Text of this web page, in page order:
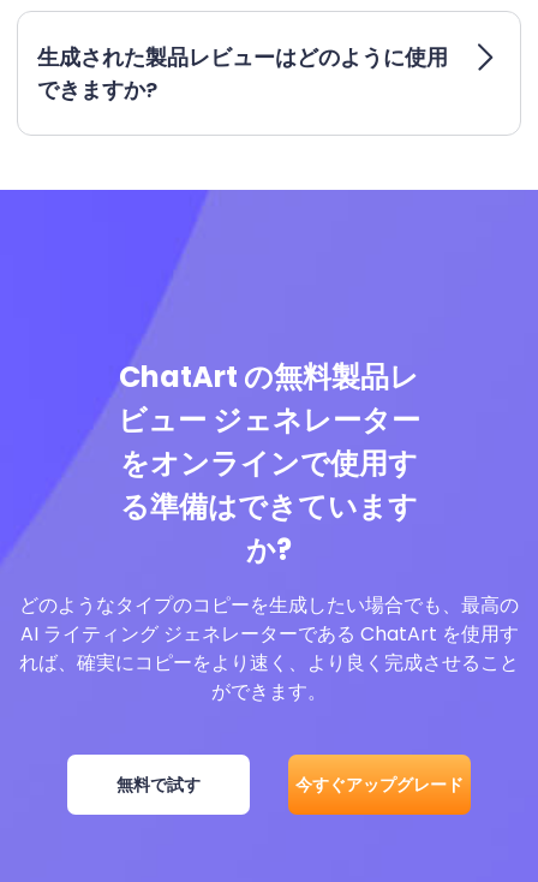
生成された製品レビューはどのように使用
できますか?
ChatArt の無料製品レ
ビュー ジェネレーター
をオンラインで使用す
る準備はできています
か?
どのようなタイプのコピーを生成したい場合でも、最高の
AI ライティング ジェネレーターである ChatArt を使用す
れば、確実にコピーをより速く、より良く完成させること
ができます。
無料で試す 今すぐアップグレード